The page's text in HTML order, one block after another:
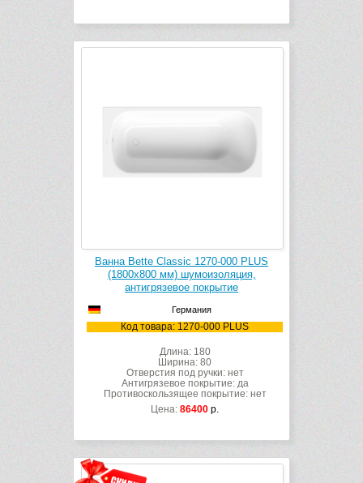
Ванна Bette Classic 1270-000 PLUS
(1800х800 мм) шумоизоляция,
антигрязевое покрытие
Германия
Код товара: 1270-000 PLUS
Длина: 180
Ширина: 80
Отверстия под ручки: нет
Антигрязевое покрытие: да
Противоскользящее покрытие: нет
Цена: 86400 р.